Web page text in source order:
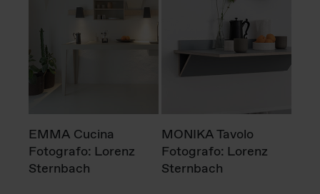
EMMA Cucina
Fotografo: Lorenz
Sternbach
MONIKA Tavolo
Fotografo: Lorenz
Sternbach